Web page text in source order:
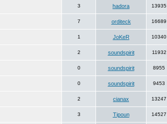
3 hadora 13935
7 orditeck 16689
1 JoKeR 10340
2 soundspirit 11932
0 soundspirit 8955
0 soundspirit 9453
2 cianax 13247
3 Tipoun 14527